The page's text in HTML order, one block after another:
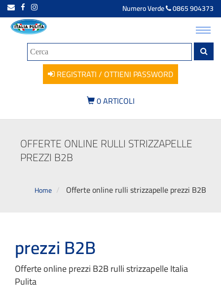
Numero Verde 0865 904373
REGISTRATI / OTTIENI PASSWORD
0ARTICOLI
OFFERTE ONLINE RULLI STRIZZAPELLE
PREZZI B2B
Home Offerte online rulli strizzapelle prezzi B2B
prezzi B2B
Offerte online prezzi B2B rulli strizzapelle Italia
Pulita